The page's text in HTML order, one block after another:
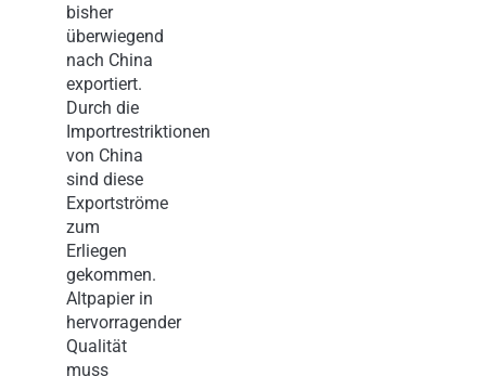
bisher
überwiegend
nach China
exportiert.
Durch die
Importrestriktionen
von China
sind diese
Exportströme
zum
Erliegen
gekommen.
Altpapier in
hervorragender
Qualität
muss